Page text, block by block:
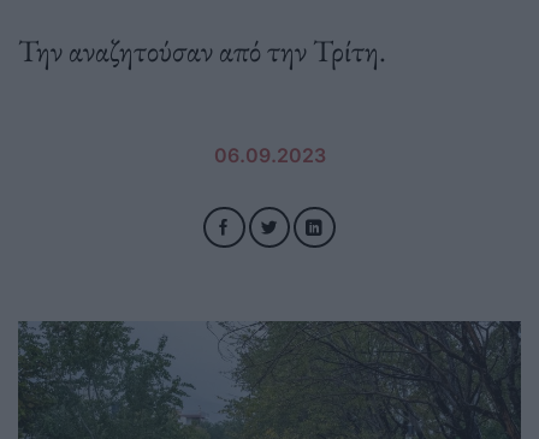
Την αναζητούσαν από την Τρίτη.
06.09.2023